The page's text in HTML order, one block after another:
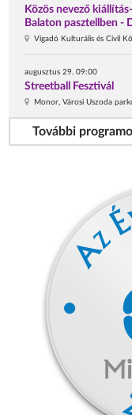
Közös nevező
Balaton pasztellben -
Vigadó Kulturális és Civil
augusztus 29. 09:00
Streetball Fesztivál
Monor, Városi Uszoda
További